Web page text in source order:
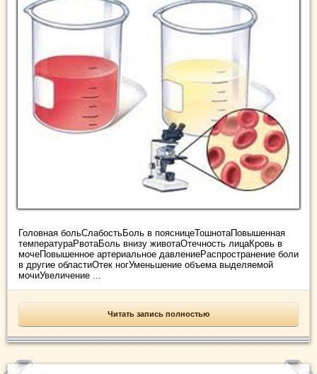
Головная больСлабостьБоль в поясницеТошнотаПовышенная
температураРвотаБоль внизу животаОтечность лицаКровь в
мочеПовышенное артериальное давлениеРаспространение боли
в другие областиОтек ногУменьшение объема выделяемой
мочиУвеличение ...
Читать запись полностью